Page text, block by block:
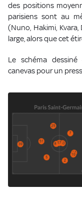
des positions
parisiens sont au
(Nuno, Hakimi,
large, alors que cet
Le schéma
canevas pour un